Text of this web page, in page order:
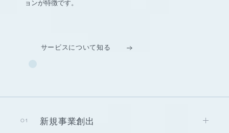
ョンが特徴です。
サービスについて知る
01 新規事業創出